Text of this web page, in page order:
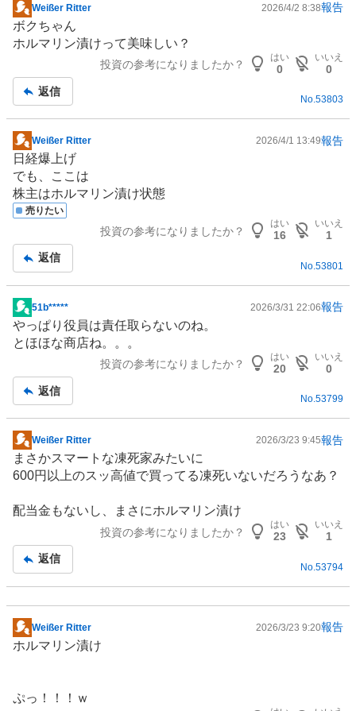
掲
示
板
Weißer Ritter 2026/4/2 8:38報告
ボクちゃん
ホルマリン漬けって美味しい？
投資の参考になりましたか？
はい
0
いいえ
0
返信
No.53803
掲
示
板
記
事
Weißer Ritter 2026/4/1 13:49報告
日経爆上げ
でも、ここは
株主はホルマリン漬け状態
売りたい
投資の参考になりましたか？
はい
16
いいえ
1
返信
No. 53801
掲
示
板
51b***** 2026/3/31 22:06報告
やっぱり役員は責任取らないのね。
とほほな商店ね。。。
投資の参考になりましたか？
はい
20
いいえ
0
返信
No.53799
掲
示
板
事
Weißer Ritter 2026/3/23 9:45報告
まさかスマートな凍死家みたいに
600円以上のスッ高値で買ってる凍死いないだろうなあ？
配当金もないし、まさにホルマリン漬け
投資の参考になりましたか？
はい
23
いいえ
1
返信
No. 53794
掲
示
事
Weißer Ritter 2026/3/23 9:20報告
ホルマリン漬け
ぷっ！！！ｗ